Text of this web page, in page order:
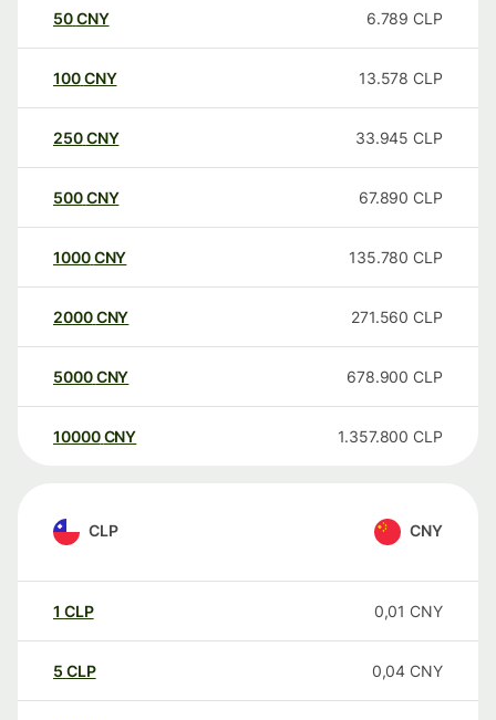
50CNY 6.789 CLP
100CNY 13.578 CLP
250CNY 33.945 CLP
500CNY 67.890 CLP
1000CNY 135.780 CLP
2000CNY 271.560 CLP
5000CNY 678.900 CLP
10000 CNY 1.357.800 CLP
CLP CNY
1 CLP 0,01 CNY
5 CLP 0,04 CNY